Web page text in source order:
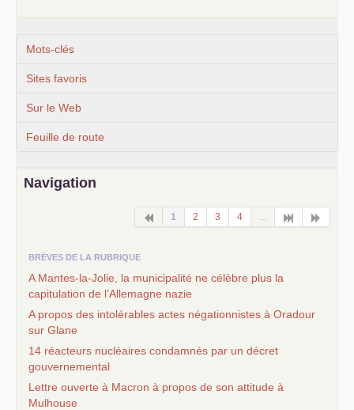
Mots-clés
Sites favoris
Sur le Web
Feuille de route
Navigation
1 2 3 4 ...
BRÈVES DE LA RUBRIQUE
A Mantes-la-Jolie, la municipalité ne célèbre plus la
capitulation de l’Allemagne nazie
A propos des intolérables actes négationnistes à Oradour
sur Glane
14 réacteurs nucléaires condamnés par un décret
gouvernemental
Lettre ouverte à Macron à propos de son attitude à
Mulhouse